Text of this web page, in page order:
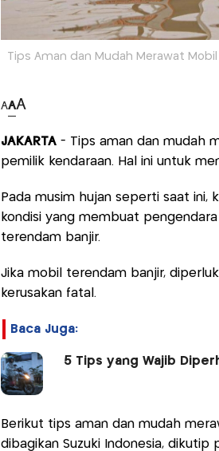
Tips Aman dan Mudah Merawat
AAA
JAKARTA- Tips aman dan mudah
pemilik kendaraan. Hal ini untuk
Pada musim hujan seperti saat ini,
kondisi yang membuat
terendam banjir.
Jika mobil terendam banjir,
kerusakan fatal.
Baca Juga:
5 Tips yang Wajib
Berikut tips aman dan mudah
dibagikan Suzuki Indonesia, dikutip